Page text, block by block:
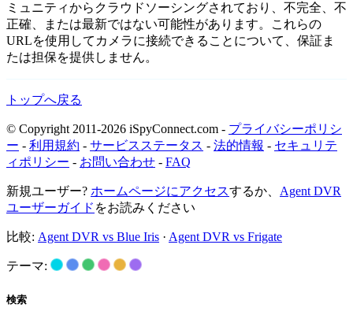
ミュニティからクラウドソーシングされており、不完全、不
正確、または最新ではない可能性があります。これらの
URLを使用してカメラに接続できることについて、保証ま
たは担保を提供しません。
トップへ戻る
© Copyright 2011-2026 iSpyConnect.com - プライバシーポリシ
ー - 利用規約 - サービスステータス - 法的情報 - セキュリテ
ィポリシー - お問い合わせ - FAQ
新規ユーザー? ホームページにアクセスするか、 Agent DVR
ユーザーガイド をお読みください
比較: Agent DVR vs Blue Iris · Agent DVR vs Frigate
テーマ:
検索